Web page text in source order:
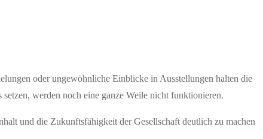
oder ungewöhnliche Einblicke in Ausstellungen halten die
werden noch eine ganze Weile nicht funktionieren.
und die Zukunftsfähigkeit der Gesellschaft deutlich zu machen